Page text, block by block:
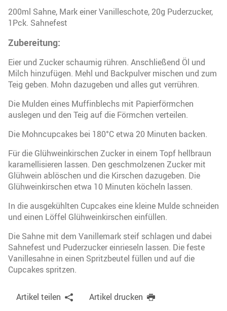
200ml Sahne, Mark einer Vanilleschote, 20g Puderzucker,
1Pck. Sahnefest
Zubereitung:
Eier und Zucker schaumig rühren. Anschließend Öl und
Milch hinzufügen. Mehl und Backpulver mischen und zum
Teig geben. Mohn dazugeben und alles gut verrühren.
Die Mulden eines Muffinblechs mit Papierförmchen
auslegen und den Teig auf die Förmchen verteilen.
Die Mohncupcakes bei 180°C etwa 20 Minuten backen.
Für die Glühweinkirschen Zucker in einem Topf hellbraun
karamellisieren lassen. Den geschmolzenen Zucker mit
Glühwein ablöschen und die Kirschen dazugeben. Die
Glühweinkirschen etwa 10 Minuten köcheln lassen.
In die ausgekühlten Cupcakes eine kleine Mulde schneiden
und einen Löffel Glühweinkirschen einfüllen.
Die Sahne mit dem Vanillemark steif schlagen und dabei
Sahnefest und Puderzucker einrieseln lassen. Die feste
Vanillesahne in einen Spritzbeutel füllen und auf die
Cupcakes spritzen.
Artikel teilen Artikel drucken